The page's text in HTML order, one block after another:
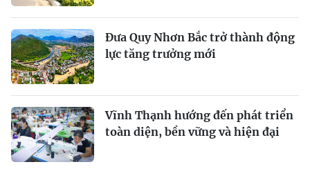
Ðưa Quy Nhơn Bắc trở thành động
lực tăng trưởng mới
Vĩnh Thạnh hướng đến phát triển
toàn diện, bền vững và hiện đại